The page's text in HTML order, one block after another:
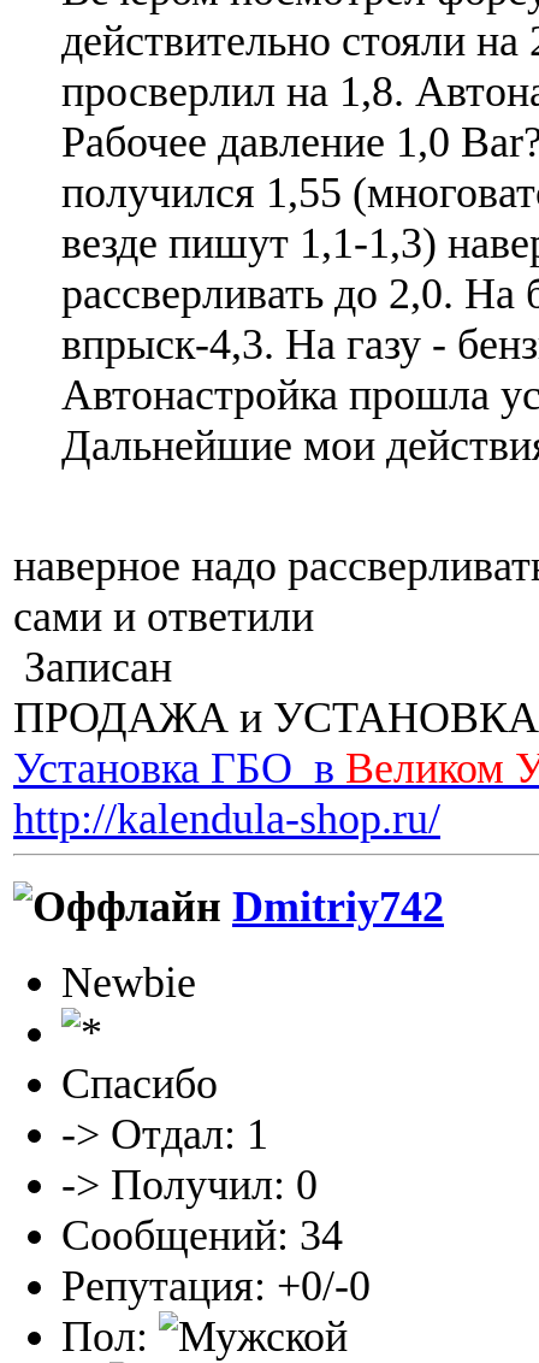
действительно стояли
просверлил на 1,8.
Рабочее давление 1,0
получился 1,55
везде пишут 1,1-1,3)
рассверливать до 2,0. На
впрыск-4,3. На газу -
Автонастройка прошла
Дальнейшие мои
наверное надо
сами и ответили
Записан
ПРОДАЖА и
Установка ГБО в Великом
http://kalendula-shop.ru/
Dmitriy742
Newbie
Спасибо
-> Отдал: 1
-> Получил: 0
Сообщений: 34
Репутация: +0/-0
Пол: